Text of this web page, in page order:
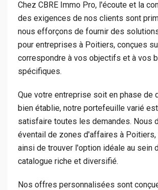
Chez CBRE Immo Pro, l'écoute et la
des exigences de nos clients sont
nous efforçons de fournir des
pour entreprises à Poitiers, conçues
correspondre à vos objectifs et à vos
spécifiques.
Que votre entreprise soit en phase de
bien établie, notre portefeuille varié
satisfaire toutes les demandes. Nous
éventail de zones d'affaires à Poitiers,
ainsi de trouver l'option idéale au sein
catalogue riche et diversifié.
Nos offres personnalisées sont